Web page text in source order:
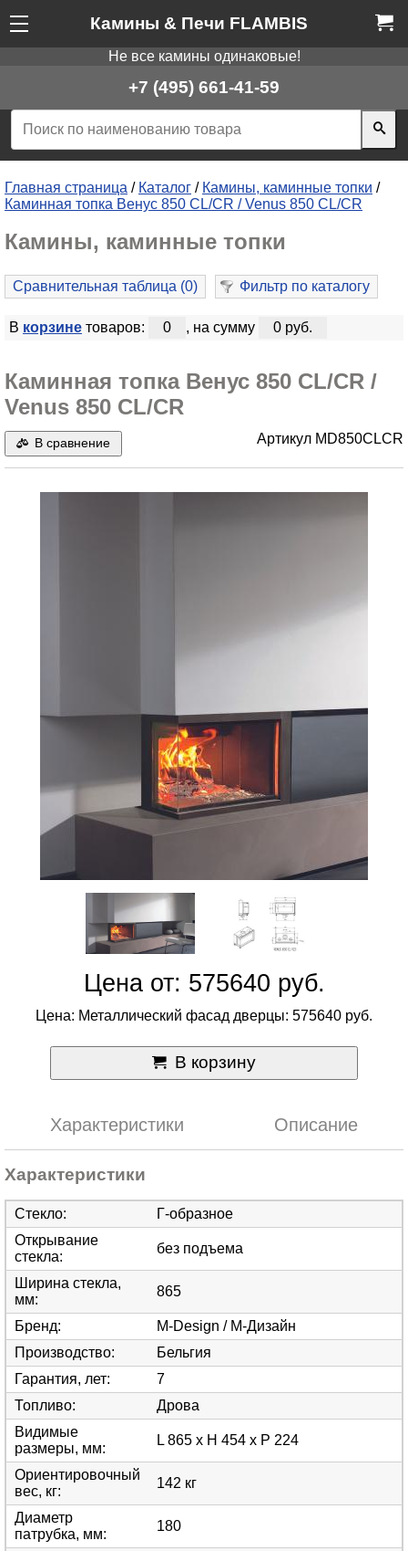
Камины & Печи FLAMBIS
Не все камины одинаковые!
+7 (495) 661-41-59
Главная страница / Каталог / Камины, каминные топки /
Каминная топка Венус 850 CL/CR / Venus 850 CL/CR
Камины, каминные топки
Сравнительная таблица (0) Фильтр по каталогу
В корзинетоваров: 0 , на сумму 0 руб.
Каминная топка Венус 850 CL/CR /
Venus 850 CL/CR
В сравнение Артикул MD850CLCR
Цена от: 575640 руб.
Цена: Металлический фасад дверцы: 575640 руб.
В корзину
Характеристики Описание
Характеристики
Стекло:
Г-образное
Открывание
стекла:
без подъема
Ширина стекла,
мм:
865
Бренд:
M-Design / М-Дизайн
Производство:
Бельгия
Гарантия, лет:
7
Топливо:
Дрова
Видимые
размеры, мм:
L 865 x H 454 x P 224
Ориентировочный
вес, кг:
142 кг
Диаметр
патрубка, мм:
180